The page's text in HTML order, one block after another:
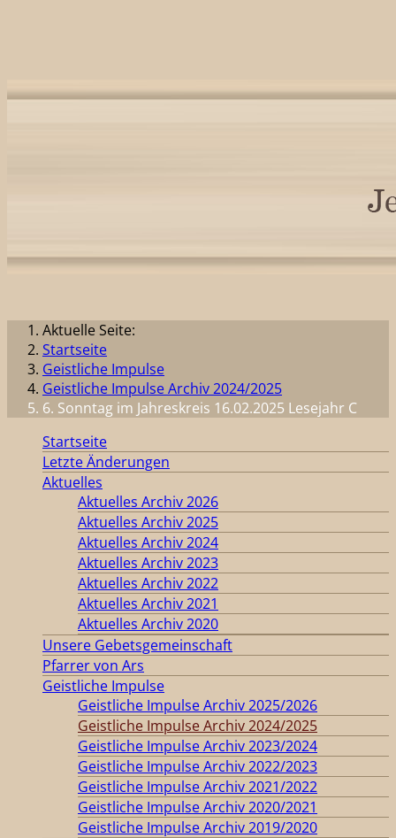
Aktuelle Seite:
Startseite
Geistliche Impulse
Geistliche Impulse Archiv 2024/2025
6. Sonntag im Jahreskreis 16.02.2025 Lesejahr C
Startseite
Letzte Änderungen
Aktuelles
Aktuelles Archiv 2026
Aktuelles Archiv 2025
Aktuelles Archiv 2024
Aktuelles Archiv 2023
Aktuelles Archiv 2022
Aktuelles Archiv 2021
Aktuelles Archiv 2020
Unsere Gebetsgemeinschaft
Pfarrer von Ars
Geistliche Impulse
Geistliche Impulse Archiv 2025/2026
Geistliche Impulse Archiv 2024/2025
Geistliche Impulse Archiv 2023/2024
Geistliche Impulse Archiv 2022/2023
Geistliche Impulse Archiv 2021/2022
Geistliche Impulse Archiv 2020/2021
Geistliche Impulse Archiv 2019/2020